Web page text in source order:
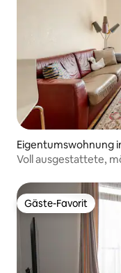
Eigentumswohnung
Voll ausgestattete,
Gäste-Favorit
Gäste-Favorit